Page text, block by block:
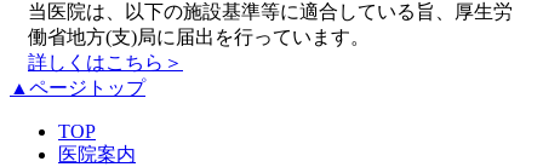
当医院は、以下の施設基準等に適合している旨、厚生労
働省地方(支)局に届出を行っています。
詳しくはこちら＞
▲ページトップ
TOP
医院案内